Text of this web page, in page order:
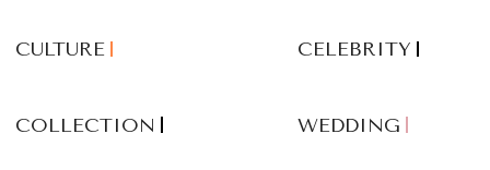
CULTURE CELEBRITY
COLLECTION WEDDING